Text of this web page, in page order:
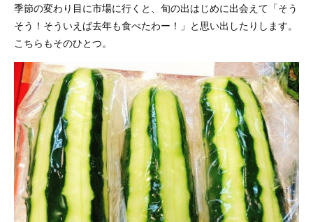
季節の変わり目に市場に行くと、旬の出はじめに出会えて「そう
そう！そういえば去年も食べたわー！」と思い出したりします。
こちらもそのひとつ。